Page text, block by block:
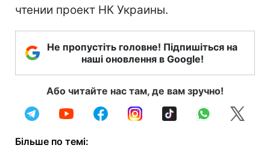
чтении проект НК Украины.
Не пропустіть головне! Підпишіться на
наші оновлення в Google!
Або читайте нас там, де вам зручно!
Більше по темі: